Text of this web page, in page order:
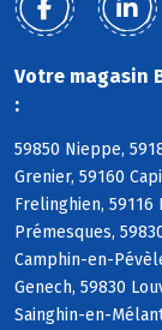
Votre magasin
:
59850 Nieppe,
Grenier, 59160
Frelinghien, 59116
Prémesques,
Camphin-en-
Genech, 59830
Sainghin-en-